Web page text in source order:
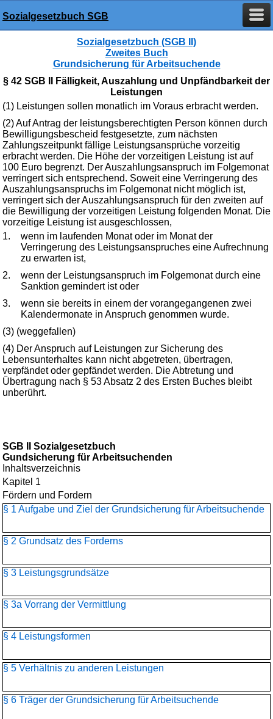
Sozialgesetzbuch SGB
Sozialgesetzbuch (SGB II)
Zweites Buch
Grundsicherung für Arbeitsuchende
§ 42 SGB II Fälligkeit, Auszahlung und Unpfändbarkeit der
Leistungen
(1) Leistungen sollen monatlich im Voraus erbracht werden.
(2) Auf Antrag der leistungsberechtigten Person können durch
Bewilligungsbescheid festgesetzte, zum nächsten
Zahlungszeitpunkt fällige Leistungsansprüche vorzeitig
erbracht werden. Die Höhe der vorzeitigen Leistung ist auf
100 Euro begrenzt. Der Auszahlungsanspruch im Folgemonat
verringert sich entsprechend. Soweit eine Verringerung des
Auszahlungsanspruchs im Folgemonat nicht möglich ist,
verringert sich der Auszahlungsanspruch für den zweiten auf
die Bewilligung der vorzeitigen Leistung folgenden Monat. Die
vorzeitige Leistung ist ausgeschlossen,
1.
wenn im laufenden Monat oder im Monat der
Verringerung des Leistungsanspruches eine Aufrechnung
zu erwarten ist,
2.
wenn der Leistungsanspruch im Folgemonat durch eine
Sanktion gemindert ist oder
3.
wenn sie bereits in einem der vorangegangenen zwei
Kalendermonate in Anspruch genommen wurde.
(3) (weggefallen)
(4) Der Anspruch auf Leistungen zur Sicherung des
Lebensunterhaltes kann nicht abgetreten, übertragen,
verpfändet oder gepfändet werden. Die Abtretung und
Übertragung nach § 53 Absatz 2 des Ersten Buches bleibt
unberührt.
SGB II Sozialgesetzbuch
Gundsicherung für Arbeitsuchenden
Inhaltsverzeichnis
Kapitel 1
Fördern und Fordern
§ 1 Aufgabe und Ziel der Grundsicherung für Arbeitsuchende
§ 2 Grundsatz des Forderns
§ 3 Leistungsgrundsätze
§ 3a Vorrang der Vermittlung
§ 4 Leistungsformen
§ 5 Verhältnis zu anderen Leistungen
§ 6 Träger der Grundsicherung für Arbeitsuchende